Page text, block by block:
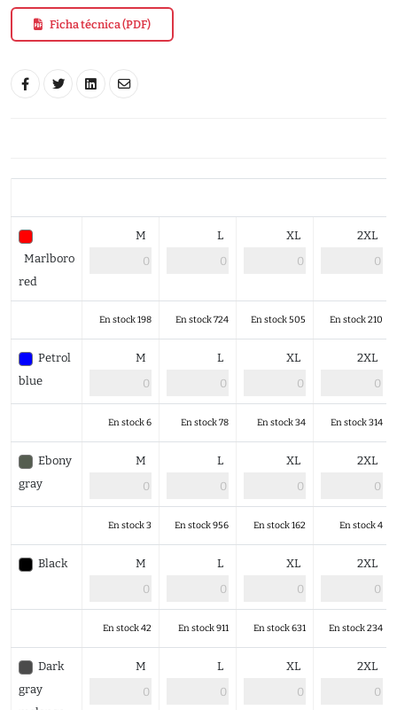
Ficha técnica (PDF)
Marlboro
red
M L XL 2XL
En stock 198 En stock 724 En stock 505 En stock 210
Petrol
blue
M L XL 2XL
En stock 6 En stock 78 En stock 34 En stock 314
Ebony
gray
M L XL 2XL
En stock 3 En stock 956 En stock 162 En stock 4
Black M L XL 2XL
En stock 42 En stock 911 En stock 631 En stock 234
Dark
gray
M L XL 2XL